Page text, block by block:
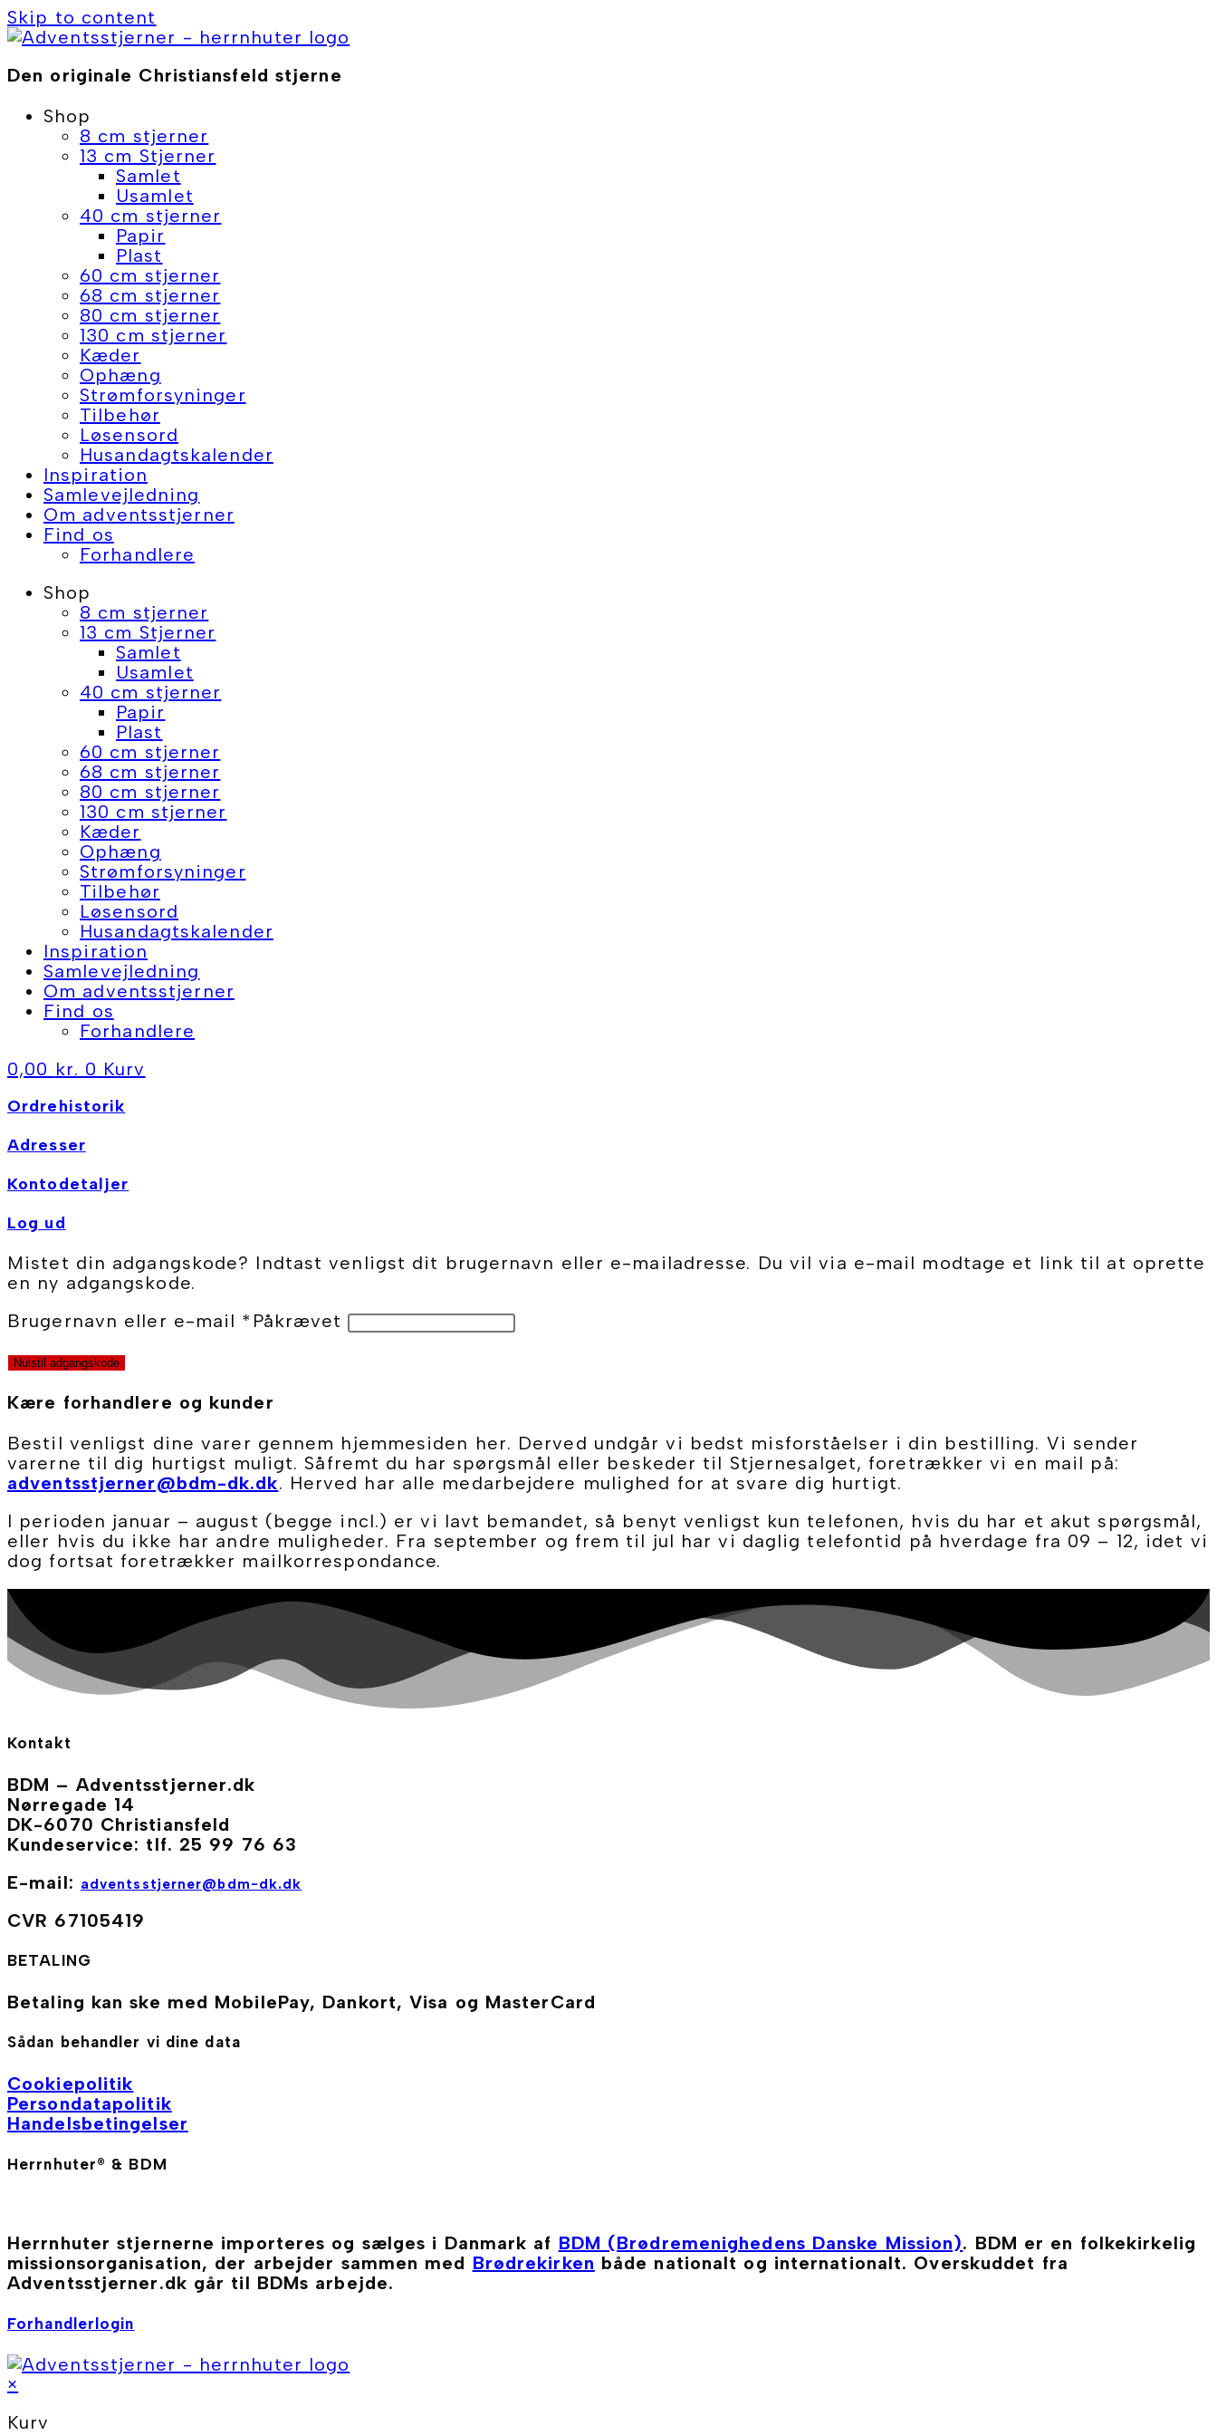
Skip to content
Den originale Christiansfeld stjerne
Shop
8 cm stjerner
13 cm Stjerner
Samlet
Usamlet
40 cm stjerner
Papir
Plast
60 cm stjerner
68 cm stjerner
80 cm stjerner
130 cm stjerner
Kæder
Ophæng
Strømforsyninger
Tilbehør
Løsensord
Husandagtskalender
Inspiration
Samlevejledning
Om adventsstjerner
Find os
Forhandlere
Shop
8 cm stjerner
13 cm Stjerner
Samlet
Usamlet
40 cm stjerner
Papir
Plast
60 cm stjerner
68 cm stjerner
80 cm stjerner
130 cm stjerner
Kæder
Ophæng
Strømforsyninger
Tilbehør
Løsensord
Husandagtskalender
Inspiration
Samlevejledning
Om adventsstjerner
Find os
Forhandlere
0,00 kr. 0 Kurv
Ordrehistorik
Adresser
Kontodetaljer
Log ud
Mistet din adgangskode? Indtast venligst dit brugernavn eller e-mailadresse. Du vil via e-mail modtage et link til at oprette
en ny adgangskode.
Brugernavn eller e-mail * Påkrævet
Nulstil adgangskode
Kære forhandlere og kunder
Bestil venligst dine varer gennem hjemmesiden her. Derved undgår vi bedst misforståelser i din bestilling. Vi sender
varerne til dig hurtigst muligt. Såfremt du har spørgsmål eller beskeder til Stjernesalget, foretrækker vi en mail på:
adventsstjerner@bdm-dk.dk. Herved har alle medarbejdere mulighed for at svare dig hurtigt.
I perioden januar – august (begge incl.) er vi lavt bemandet, så benyt venligst kun telefonen, hvis du har et akut spørgsmål,
eller hvis du ikke har andre muligheder. Fra september og frem til jul har vi daglig telefontid på hverdage fra 09 – 12, idet vi
dog fortsat foretrækker mailkorrespondance.
Kontakt
BDM – Adventsstjerner.dk
Nørregade 14
DK-6070 Christiansfeld
Kundeservice: tlf. 25 99 76 63
E-mail: adventsstjerner@bdm-dk.dk
CVR 67105419
BETALING
Betaling kan ske med MobilePay, Dankort, Visa og MasterCard
Sådan behandler vi dine data
Cookiepolitik
Persondatapolitik
Handelsbetingelser
Herrnhuter® & BDM
Herrnhuter stjernerne importeres og sælges i Danmark af BDM (Brødremenighedens Danske Mission). BDM er en folkekirkelig
missionsorganisation, der arbejder sammen med Brødrekirken både nationalt og internationalt. Overskuddet fra
Adventsstjerner.dk går til BDMs arbejde.
Forhandlerlogin
×
Kurv